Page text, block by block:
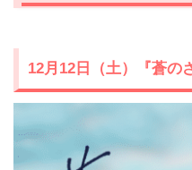
12月12日（土）『蒼の